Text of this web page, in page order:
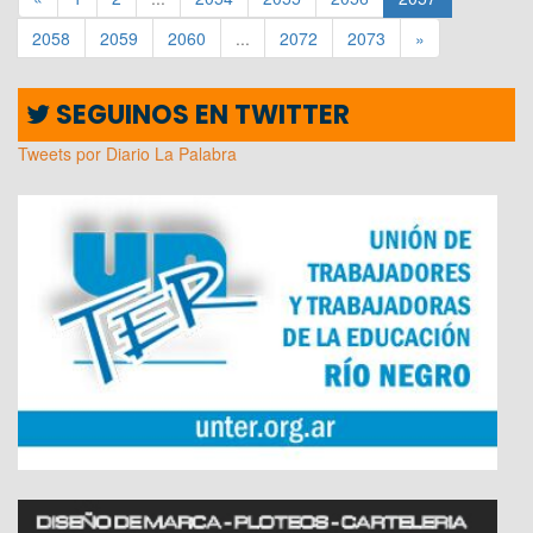
2058
2059 2060 ... 2072 2073 »
SEGUINOS EN TWITTER
Tweets por Diario La Palabra